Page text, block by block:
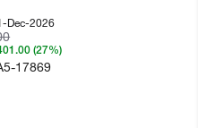
Dec-2026
(27%)
17869